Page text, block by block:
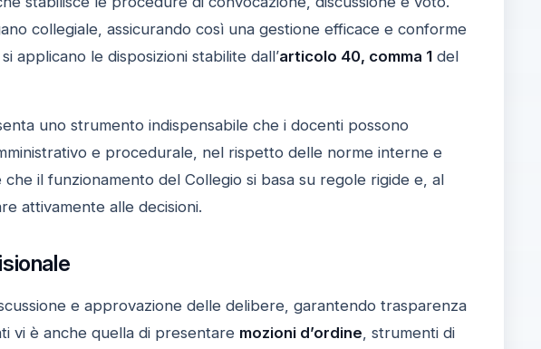
collegiale, assicurando così una gestione efficace e conforme
applicano le disposizioni stabilite dall’articolo 40, comma 1del
uno strumento indispensabile che i docenti possono
e procedurale, nel rispetto delle norme interne e
il funzionamento del Collegio si basa su regole rigide e, al
attivamente alle decisioni.
e approvazione delle delibere, garantendo trasparenza
vi è anche quella di presentare mozioni d’ordine, strumenti di